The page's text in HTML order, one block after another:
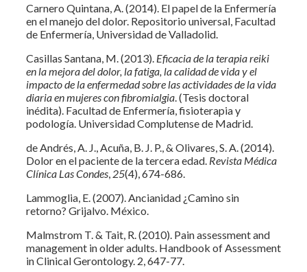
Carnero Quintana, A. (2014). El papel de la Enfermería
en el manejo del dolor. Repositorio universal, Facultad
de Enfermería, Universidad de Valladolid.
Casillas Santana, M. (2013). Eficacia de la terapia reiki
en la mejora del dolor, la fatiga, la calidad de vida y el
impacto de la enfermedad sobre las actividades de la vida
diaria en mujeres con fibromialgia . (Tesis doctoral
inédita). Facultad de Enfermería, fisioterapia y
podología. Universidad Complutense de Madrid.
de Andrés, A. J., Acuña, B. J. P., & Olivares, S. A. (2014).
Dolor en el paciente de la tercera edad. Revista Médica
Clínica Las Condes 25(4), 674-686.
Lammoglia, E. (2007). Ancianidad ¿Camino sin
retorno? Grijalvo. México.
Malmstrom T. & Tait, R. (2010). Pain assessment and
management in older adults. Handbook of Assessment
in Clinical Gerontology. 2, 647-77.